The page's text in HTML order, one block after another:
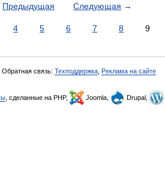
Предыдущая Следующая →
4 5 6 7 8 9
Обратная связь: Техподдержка Реклама на сайте
, сделанные на PHP, Joomla, Drupal,